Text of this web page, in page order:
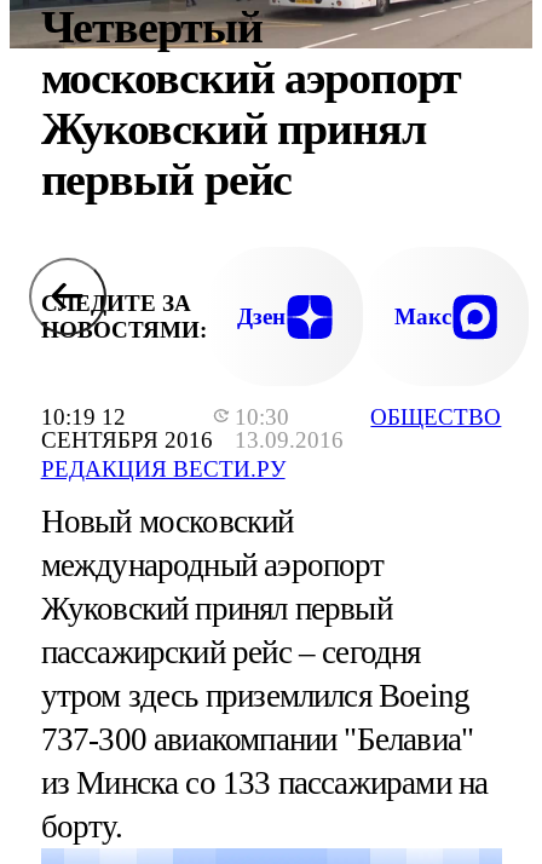
10:19 12
СЕНТЯБРЯ 2016
10:30
13.09.2016
РЕДАКЦИЯ ВЕСТИ.РУ
ОБЩЕСТВО
Четвертый
московский аэропорт
Жуковский принял
первый рейс
СЛЕДИТЕ ЗА
НОВОСТЯМИ:
Дзен Макс
Новый московский
международный аэропорт
Жуковский принял первый
пассажирский рейс – сегодня
утром здесь приземлился Boeing
737-300 авиакомпании "Белавиа"
из Минска со 133 пассажирами на
борту.